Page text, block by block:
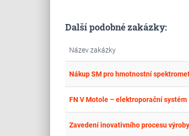
Další podobné zakázky:
Název zakázky
Nákup SM pro hmotnostní
FN V Motole – elektroporační systém
Zavedení inovativního procesu